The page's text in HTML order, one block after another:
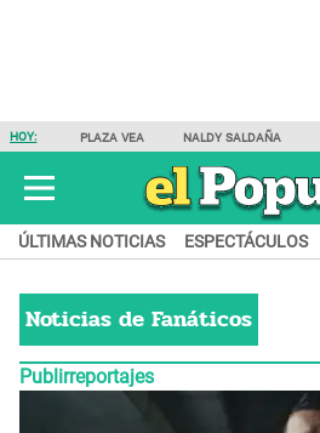
HOY: PLAZA VEA NALDY SALDAÑA
ÚLTIMAS NOTICIAS ESPECTÁCULOS
Noticias de Fanáticos
Publirreportajes